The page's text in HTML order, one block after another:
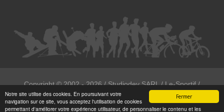
Fermer
Notre site utilise des cookies. En poursuivant votre
navigation sur ce site, vous acceptez l'utilisation de cookies
permettant d'améliorer votre expérience utilisateur, de personnaliser le contenu et les
Copyright ©2002 - 2026/ Studiodev SARL / Le-Sportif /
Registration4all
Tous droits réservées.